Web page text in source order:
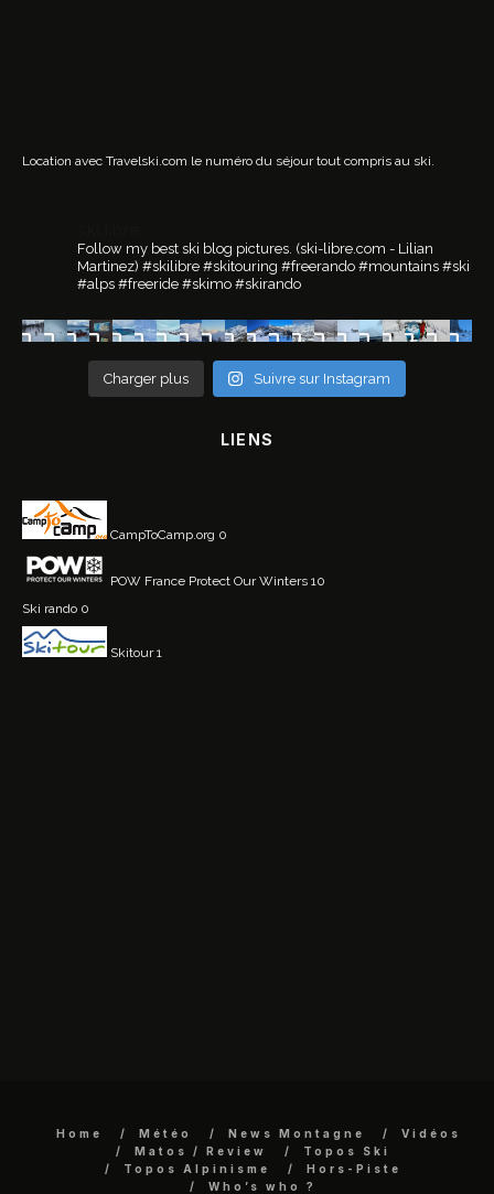
Location avec Travelski.com le numéro du séjour tout compris au ski.
Follow my best ski blog pictures. (ski-libre.com - Lilian
Martinez) #skilibre #skitouring #freerando #mountains #ski
#alps #freeride #skimo #skirando
Charger plus Suivre sur Instagram
LIENS
CampToCamp.org 0
POW France Protect Our Winters 10
Ski rando 0
Skitour1
Home Météo News Montagne
Vidéos
Matos / Review
Topos Ski
Topos Alpinisme
Hors-Piste
Who’s who ?